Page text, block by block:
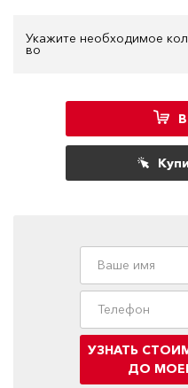
Укажите необходимое
во
УЗНАТЬ
ДО